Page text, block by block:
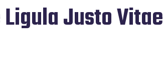
Justo Vitae